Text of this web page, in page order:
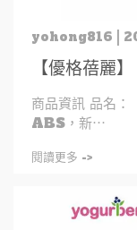
【優格蓓麗
yohong816 |
商品資訊 品名：
ABS，新⋯
閱讀更多 ->